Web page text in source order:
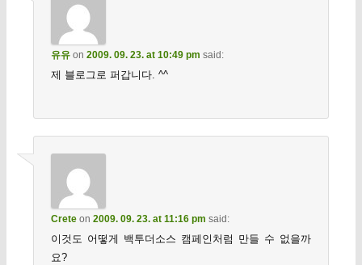
유유on 2009. 09. 23. at 10:49 pm said:
제 블로그로 퍼갑니다. ^^
Creteon 2009. 09. 23. at 11:16 pm said:
이것도 어떻게 백투더소스 캠페인처럼 만들 수 없을까
요?